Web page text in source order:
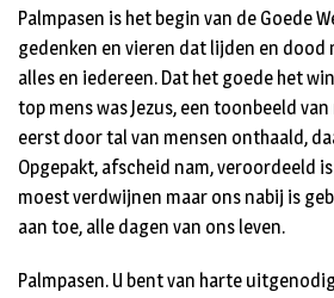
Palmpasen is het begin van de Goede
gedenken en vieren dat lijden en dood
alles en iedereen. Dat het goede het
top mens was Jezus, een toonbeeld
eerst door tal van mensen onthaald,
Opgepakt, afscheid nam, veroordeeld
moest verdwijnen maar ons nabij is
aan toe, alle dagen van ons leven.
Palmpasen. U bent van harte